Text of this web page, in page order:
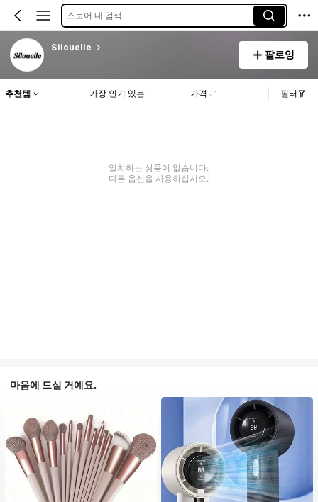
스토어 내 검색
Silouelle
팔로잉
추천템 가장 인기 있는 가격 필터
일치하는 상품이 없습니다.
다른 옵션을 사용하십시오.
마음에 드실 거예요.